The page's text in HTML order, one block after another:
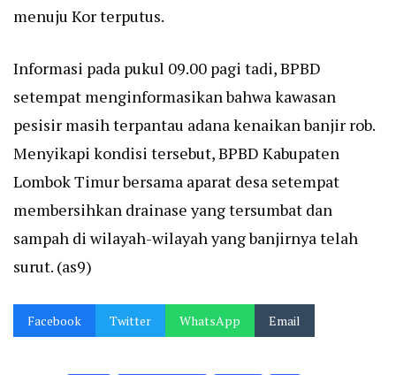
menuju Kor terputus.
Informasi pada pukul 09.00 pagi tadi, BPBD
setempat menginformasikan bahwa kawasan
pesisir masih terpantau adana kenaikan banjir rob.
Menyikapi kondisi tersebut, BPBD Kabupaten
Lombok Timur bersama aparat desa setempat
membersihkan drainase yang tersumbat dan
sampah di wilayah-wilayah yang banjirnya telah
surut. (as9)
Facebook Twitter WhatsApp Email